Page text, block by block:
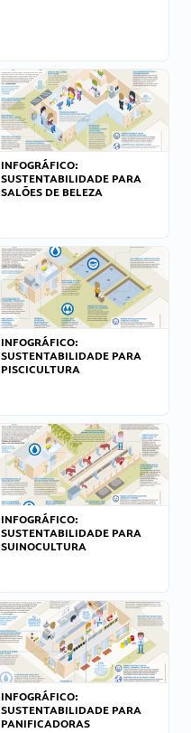
INFOGRÁFICO:
SUSTENTABILIDADE PARA
SALÕES DE BELEZA
INFOGRÁFICO:
SUSTENTABILIDADE PARA
PISCICULTURA
INFOGRÁFICO:
SUSTENTABILIDADE PARA
SUINOCULTURA
INFOGRÁFICO:
SUSTENTABILIDADE PARA
PANIFICADORAS